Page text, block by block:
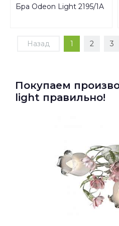
Бра Odeon Light 2195/1A
Назад 1 2 3
Покупаем
light правильно!